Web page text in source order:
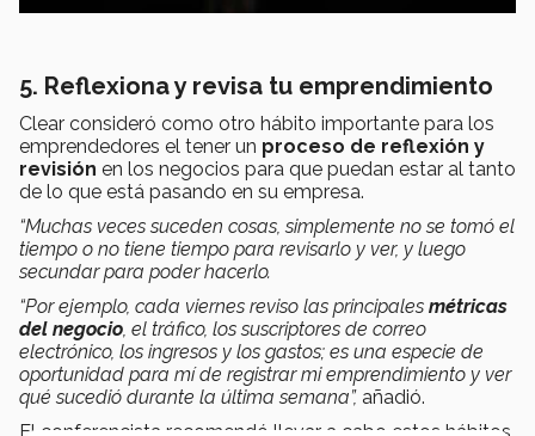
5. Reflexiona y revisa tu emprendimiento
Clear consideró como otro hábito importante para los
emprendedores el tener un proceso de reflexión y
revisión en los negocios para que puedan estar al tanto
de lo que está pasando en su empresa.
“Muchas veces suceden cosas, simplemente no se tomó el
tiempo o no tiene tiempo para revisarlo y ver, y luego
secundar para poder hacerlo.
“Por ejemplo, cada viernes reviso las principales métricas
del negocio, el tráfico, los suscriptores de correo
electrónico, los ingresos y los gastos; es una especie de
oportunidad para mí de registrar mi emprendimiento y ver
qué sucedió durante la última semana”, añadió.